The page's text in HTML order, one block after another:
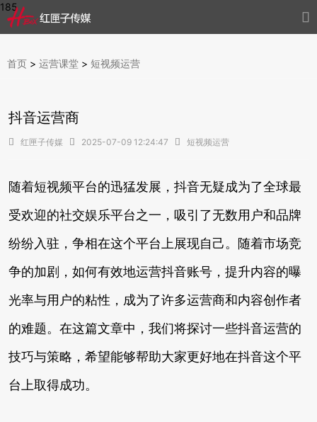
185

首页 > 运营课堂 > 短视频运营
抖音运营商
 红匣子传媒  2025-07-09 12:24:47  短视频运营
随着短视频平台的迅猛发展，抖音无疑成为了全球最
受欢迎的社交娱乐平台之一，吸引了无数用户和品牌
纷纷入驻，争相在这个平台上展现自己。随着市场竞
争的加剧，如何有效地运营抖音账号，提升内容的曝
光率与用户的粘性，成为了许多运营商和内容创作者
的难题。在这篇文章中，我们将探讨一些抖音运营的
技巧与策略，希望能够帮助大家更好地在抖音这个平
台上取得成功。